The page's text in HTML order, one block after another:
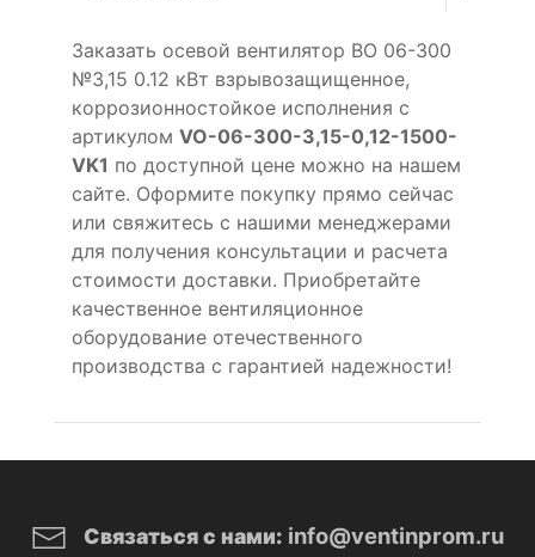
Заказать осевой вентилятор ВО 06-300
№3,15 0.12 кВт взрывозащищенное,
коррозионностойкое исполнения с
артикулом VO-06-300-3,15-0,12-1500-
VK1 по доступной цене можно на нашем
сайте. Оформите покупку прямо сейчас
или свяжитесь с нашими менеджерами
для получения консультации и расчета
стоимости доставки. Приобретайте
качественное вентиляционное
оборудование отечественного
производства с гарантией надежности!
Связаться с нами: info@ventinprom.ru